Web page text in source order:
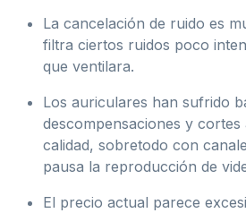
La cancelación de ruido es
filtra ciertos ruidos poco
que ventilara.
Los auriculares han sufrido
descompensaciones y
calidad, sobretodo con
pausa la reproducción de
El precio actual parece